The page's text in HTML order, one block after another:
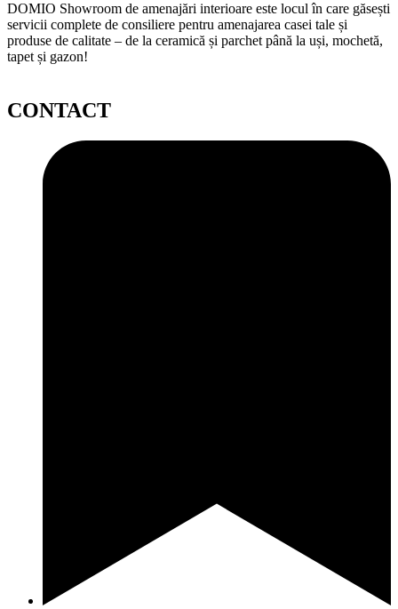
DOMIO Showroom de amenajări interioare este locul în care găsești
servicii complete de consiliere pentru amenajarea casei tale și
produse de calitate – de la ceramică și parchet până la uși, mochetă,
tapet și gazon!
CONTACT